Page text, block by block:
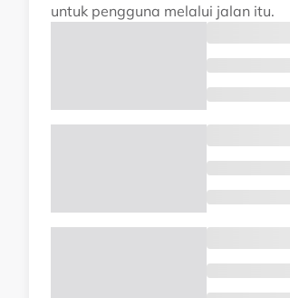
untuk pengguna melalui jalan itu.